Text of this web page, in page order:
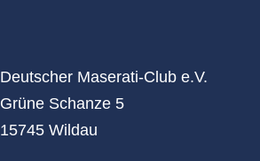
Deutscher Maserati-Club e.V.
Grüne Schanze 5
15745 Wildau